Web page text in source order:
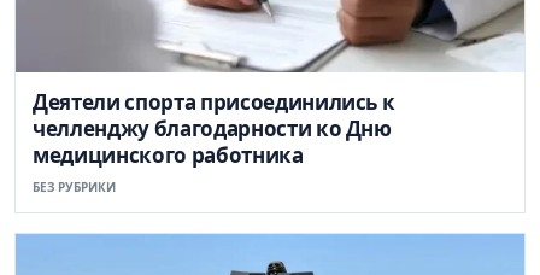
Деятели спорта присоединились к
челленджу благодарности ко Дню
медицинского работника
БЕЗ РУБРИКИ